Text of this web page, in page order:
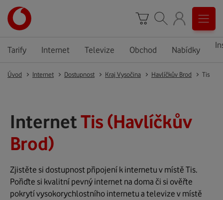
Tarify Internet Televize Obchod Nabídky
Úvod Internet Dostupnost Kraj Vysočina Havlíčkův Brod Tis
InternetTis (Havlíčkův
Brod)
Zjistěte si dostupnost připojení k internetu v místě Tis.
Pořiďte si kvalitní pevný internet na doma či si ověřte
pokrytí vysokorychlostního internetu a televize v místě